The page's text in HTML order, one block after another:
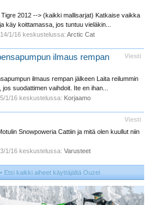
2012 --> (kaikki mallisarjat) Katkaise vaikka
käy koittamassa, jos tuntuu vieläkin...
14/1/16 keskustelussa: Arctic Cat
Viesti
ilmaus rempan
ilmaus rempan jälkeen Laita reilummin
suodattimen vaihdoit. Ite en ihan...
5/1/16 keskustelussa: Korjaamo
Viesti
Snowpoweria Cattiin ja mitä olen kuullut niin
3/1/16 keskustelussa: Varusteet
Etsi kaikki aiheet käyttäjältä Ouzei